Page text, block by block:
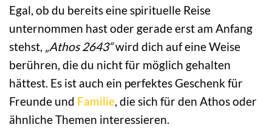
Egal, ob du bereits eine spirituelle Reise
unternommen hast oder gerade erst am Anfang
stehst, „Athos 2643“wird dich auf eine Weise
berühren, die du nicht für möglich gehalten
hättest. Es ist auch ein perfektes Geschenk für
Freunde und Familie, die sich für den Athos oder
ähnliche Themen interessieren.